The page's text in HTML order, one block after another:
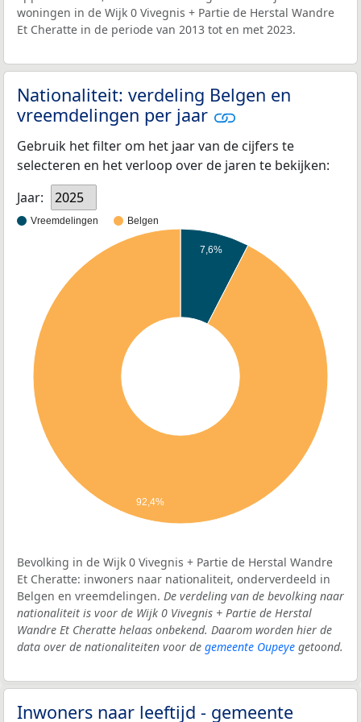
woningen in de Wijk 0 Vivegnis + Partie de Herstal Wandre
Et Cheratte in de periode van 2013 tot en met 2023.
Nationaliteit: verdeling Belgen en
vreemdelingen per jaar
Gebruik het filter om het jaar van de cijfers te
selecteren en het verloop over de jaren te bekijken:
Jaar:
2025
Vreemdelingen Belgen
7,6%
92,4%
Bevolking in de Wijk 0 Vivegnis + Partie de Herstal Wandre
Et Cheratte: inwoners naar nationaliteit, onderverdeeld in
Belgen en vreemdelingen. De verdeling van de bevolking naar
nationaliteit is voor de Wijk 0 Vivegnis + Partie de Herstal
Wandre Et Cheratte helaas onbekend. Daarom worden hier de
data over de nationaliteiten voor de gemeente Oupeye getoond.
Inwoners naar leeftijd - gemeente